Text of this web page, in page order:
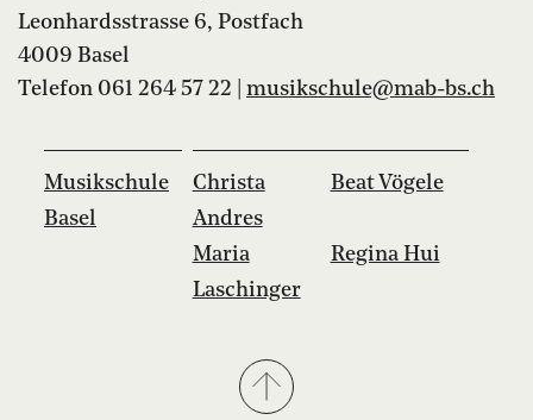
Leonhardsstrasse 6, Postfach
4009 Basel
Telefon 061 264 57 22 | musikschule@mab-bs.ch
Musikschule
Basel
Christa
Andres
Beat Vögele
Maria
Laschinger
Regina Hui